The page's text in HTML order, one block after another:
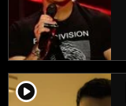
player2